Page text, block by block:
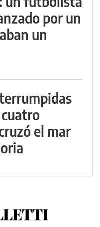
por un
un
el mar